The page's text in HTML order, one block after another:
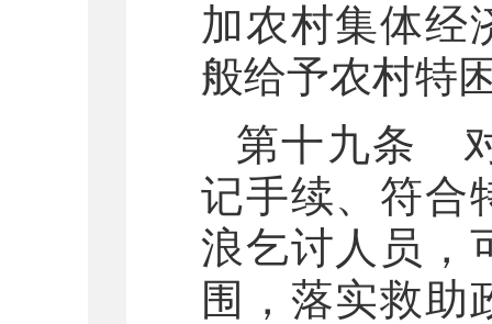
加农村集体经
般给予农村特
第十九条
记手续、符合
浪乞讨人员，
围，落实救助